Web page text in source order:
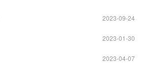
2023-09-24
2023-01-30
2023-04-07